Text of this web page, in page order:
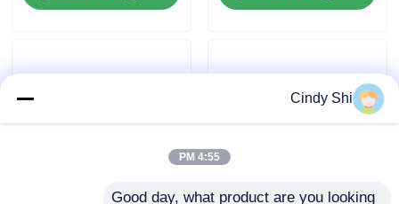
بطارية ليثيوم أيون رافعة شوكية كهربائية
بطارية شاحنة البليت
Cindy Shi
4:55 PM
Good day, what product are you looking